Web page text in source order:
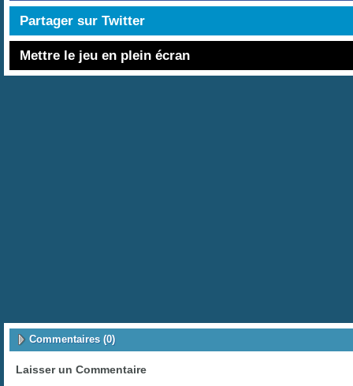
Partager sur Twitter
Mettre le jeu en plein écran
Commentaires (0)
Laisser un Commentaire